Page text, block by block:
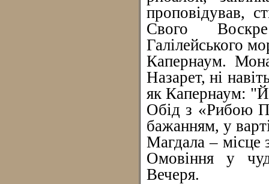
проповідував,
Свого
Галілейського
Капернаум.
Назарет, ні
як Капернаум:
Обід з «Рибою
бажанням, у
Магдала – місце
Омовіння у
Вечеря.